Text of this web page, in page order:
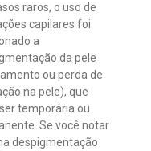
raros, o uso de
capilares foi
a
da pele
ou perda de
na pele), que
temporária ou
Se você notar
despigmentação